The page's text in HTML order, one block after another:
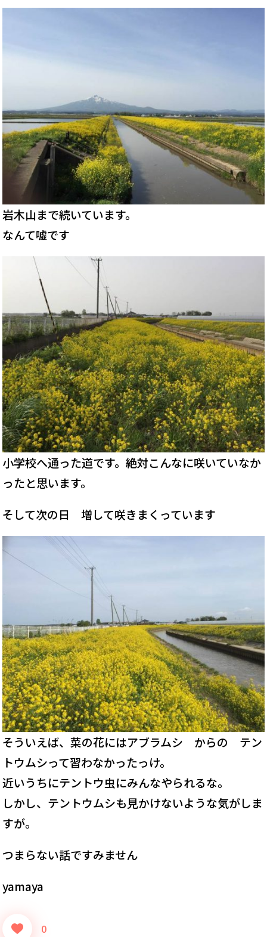
岩木山まで続いています。
なんて嘘です
小学校へ通った道です。絶対こんなに咲いていなか
ったと思います。
そして次の日 増して咲きまくっています
そういえば、菜の花にはアブラムシ からの テン
トウムシって習わなかったっけ。
近いうちにテントウ虫にみんなやられるな。
しかし、テントウムシも見かけないような気がしま
すが。
つまらない話ですみません
yamaya
0